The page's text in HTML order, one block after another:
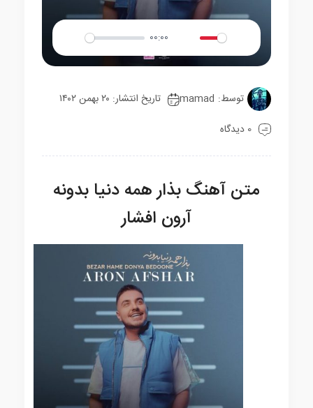
Play
00:00
Mute Settings
توسط: mamad
تاریخ انتشار: ۲۰ بهمن ۱۴۰۲
0 دیدگاه
متن آهنگ بذار همه دنیا بدونه
آرون افشار